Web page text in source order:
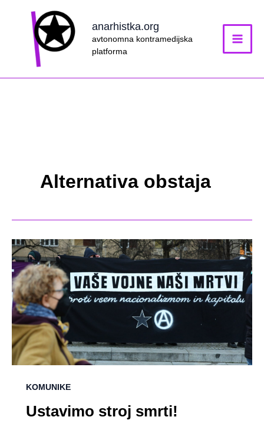
anarhistka.org
avtonomna kontramedijska
platforma
Alternativa obstaja
KOMUNIKE
Ustavimo stroj smrti!